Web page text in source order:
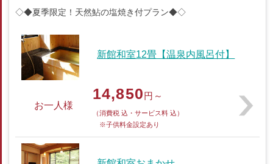
◇◆夏季限定！天然鮎の塩焼き付プラン◆◇
新館和室12畳【温泉内風呂付】
お一人様
14,850円～
（消費税 込・サービス料 込）
※子供料金設定あり